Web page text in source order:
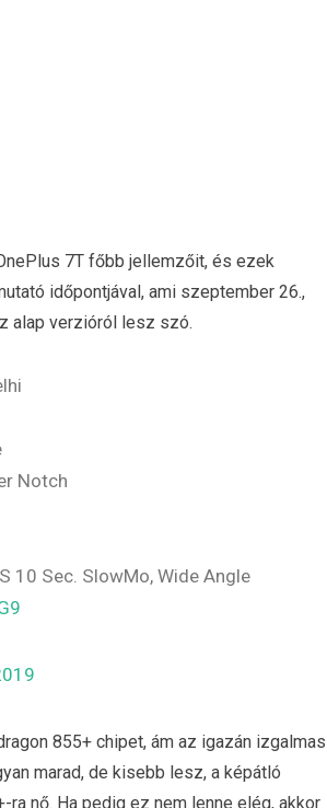
7T főbb jellemzőit, és ezek
időpontjával, ami szeptember 26.,
alap verzióról lesz szó.
Notch
10 Sec. SlowMo, Wide Angle
855+ chipet, ám az igazán izgalmas
marad, de kisebb lesz, a képátló
nő. Ha pedig ez nem lenne elég, akkor